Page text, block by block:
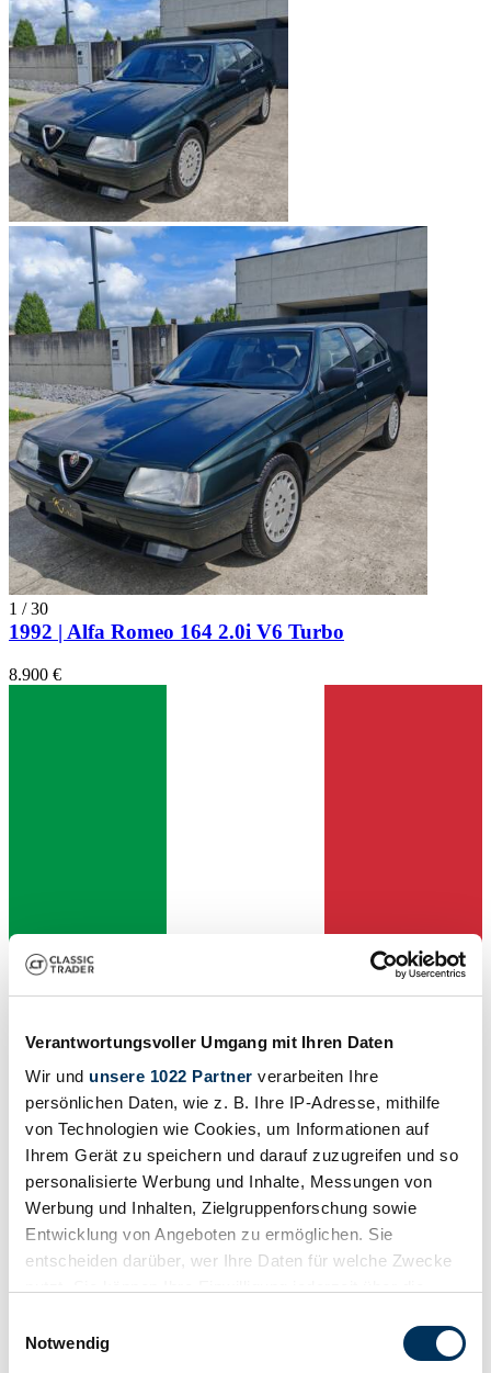
Verantwortungsvoller Umgang mit Ihren Daten
Wir und unsere 1022 Partner verarbeiten Ihre
persönlichen Daten, wie z. B. Ihre IP-Adresse, mithilfe
von Technologien wie Cookies, um Informationen auf
Ihrem Gerät zu speichern und darauf zuzugreifen und so
personalisierte Werbung und Inhalte, Messungen von
Werbung und Inhalten, Zielgruppenforschung sowie
Entwicklung von Angeboten zu ermöglichen. Sie
entscheiden darüber, wer Ihre Daten für welche Zwecke
Trigger Symbol ändern oder widerrufen
Notwendig
1 /30
1992 | Alfa Romeo 164 2.0i V6 Turbo
8.900 €
Händler
Karosserieform
Limousine (4-Türen)
Tachostand (abgelesen)
90.000 km
Leistung (kW/PS)